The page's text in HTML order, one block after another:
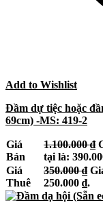
Add to Wishlist
Đầm dự tiệc hoặc
69cm) -MS: 419-2
Giá
Bán
1.100.000₫
tại là:
Giá
Thuê
350.000₫
250.000 ₫.